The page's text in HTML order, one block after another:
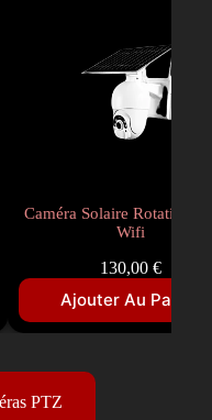
Caméra Solaire Rotatif
Wifi
130,00€
Ajouter Au Panier
PTZ